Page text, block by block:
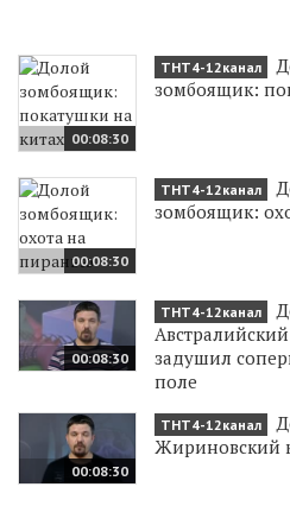
00:08:30
ТНТ4-12канал
зомбоящик:
00:08:30
ТНТ4-12канал
зомбоящик:
00:08:30
ТНТ4-12канал
задушил
поле
00:08:30
ТНТ4-12канал
Жириновский